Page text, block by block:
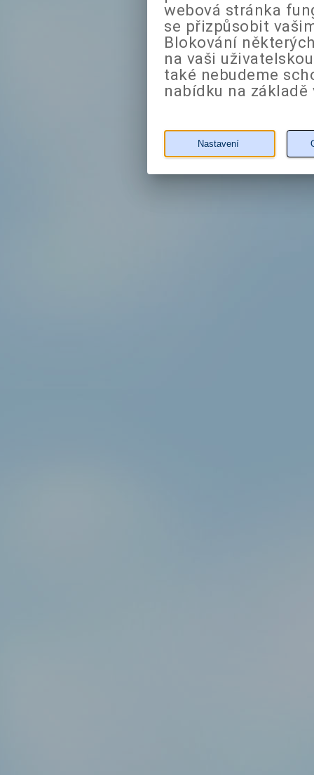
webová stránka
se přizpůsobit
Blokování
na vaši
také nebudeme
nabídku na
Nastavení